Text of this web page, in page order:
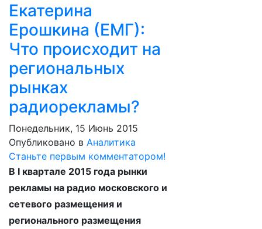
Екатерина
Ерошкина (ЕМГ):
Что происходит на
региональных
рынках
радиорекламы?
Понедельник, 15 Июнь 2015
Опубликовано в Аналитика
Станьте первым комментатором!
В I квартале 2015 года рынки
рекламы на радио московского и
сетевого размещения и
регионального размещения